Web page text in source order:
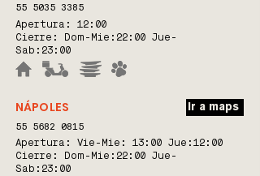
55 5035 3385
Apertura: 12:00
Cierre: Dom-Mie:22:00 Jue-
Sab:23:00
NÁPOLES Ir a maps
55 5682 0815
Apertura: Vie-Mie: 13:00 Jue:12:00
Cierre: Dom-Mie:22:00 Jue-
Sab:23:00